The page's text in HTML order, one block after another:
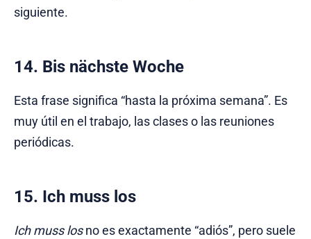
siguiente.
14. Bis nächste Woche
Esta frase significa “hasta la próxima semana”. Es
muy útil en el trabajo, las clases o las reuniones
periódicas.
15. Ich muss los
Ich muss losno es exactamente “adiós”, pero suele